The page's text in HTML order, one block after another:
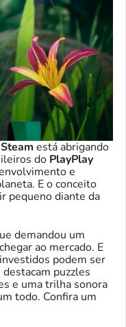
Steam está abrigando
do PlayPlay
e
E o conceito
pequeno diante da
demandou um
ao mercado. E
podem ser
puzzles
e uma trilha sonora
todo. Confira um